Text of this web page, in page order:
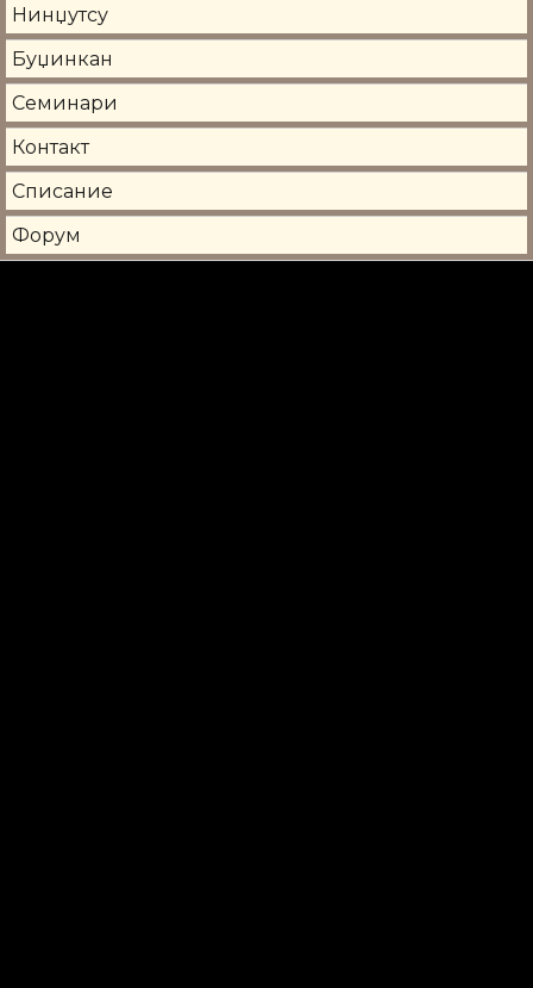
Нинџутсу
Буџинкан
Семинари
Контакт
Списание
Форум